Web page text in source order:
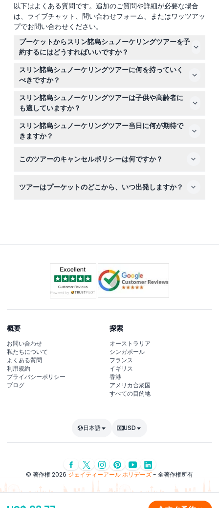
以下はよくある質問です。追加のご質問や詳細が必要な場合
は、ライブチャット、問い合わせフォーム、またはワッツアッ
プでお問い合わせください。
プーケットからスリン諸島シュノーケリングツアーを予
約するにはどうすればいいですか？
このウェブサイトで希望の日付を選択し、予約手続き中に
空き状況を確認して、簡単にスリン諸島シュノーケリング
ツアーをオンラインで予約できます。
スリン諸島シュノーケリングツアーに何を持っていく
べきですか？
水着、日焼け止め、帽子、タオル、必要なら酔い止めなど
の個人用アイテムを持参してください。シュノーケリング
器具、タオル、水、スナックはツアーで提供されます。
スリン諸島シュノーケリングツアーは子供や高齢者に
も適していますか？
4歳未満の子供は無料で、4歳から11歳までは子供料金、12
歳から70歳までは大人料金となります。1歳未満の子供、
妊婦、70歳以上の方、または身体に障害のある方にはこ
スリン諸島シュノーケリングツアー当日に何が期待で
きますか？
リングセッション、モーケン村の訪問、地元ガイドと共に
このツアーのキャンセルポリシーは何ですか？
でキャンセルもできません。予約した日時に利用する必要
ツアーはプーケットのどこから、いつ出発しますか？
概要
お問い合わせ
私たちについて
よくある質問
利用規約
プライバシーポリシー
ブログ
探索
オーストラリア
シンガポール
フランス
イギリス
香港
アメリカ合衆国
すべての目的地
日本語 USD
© 著作権 2026 ジェイティーアール ホリデーズ- 全著作権所有